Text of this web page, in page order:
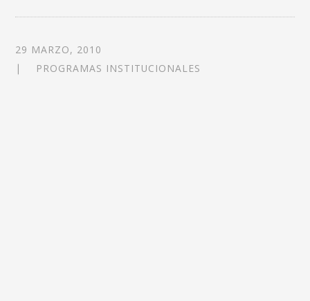
29 MARZO, 2010
PROGRAMAS INSTITUCIONALES